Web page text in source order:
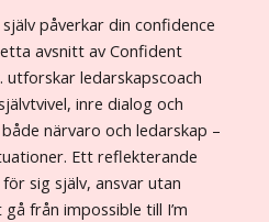
påverkar din confidence
avsnitt av Confident
utforskar ledarskapscoach
inre dialog och
närvaro och ledarskap –
Ett reflekterande
sig själv, ansvar utan
från impossible till I’m